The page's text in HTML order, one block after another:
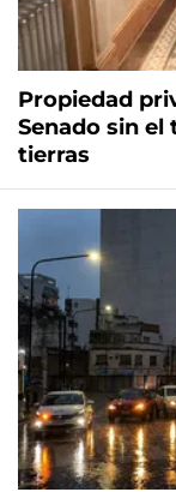
Propiedad
Senado sin
tierras